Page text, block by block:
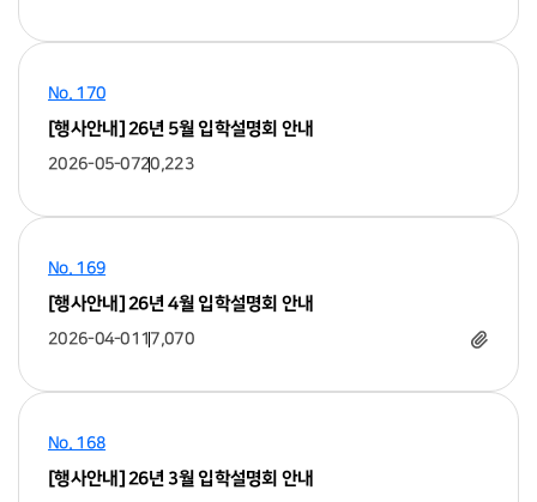
No. 170
[행사안내] 26년 5월 입학설명회 안내
2026-05-0720,223
No. 169
[행사안내] 26년 4월 입학설명회 안내
2026-04-0117,070
No. 168
[행사안내] 26년 3월 입학설명회 안내